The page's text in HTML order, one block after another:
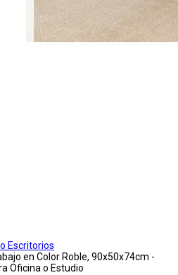
Escritorios
en Color Roble, 90x50x74cm -
Oficina o Estudio